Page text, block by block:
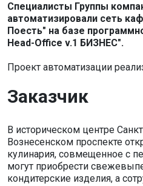
Специалисты Группы
автоматизировали сеть
Поесть" на базе
Head-Office v.1 БИЗНЕС".
Проект автоматизации
Заказчик
В историческом центре
Вознесенском проспекте
кулинария, совмещенное с
могут приобрести
кондитерские изделия, а